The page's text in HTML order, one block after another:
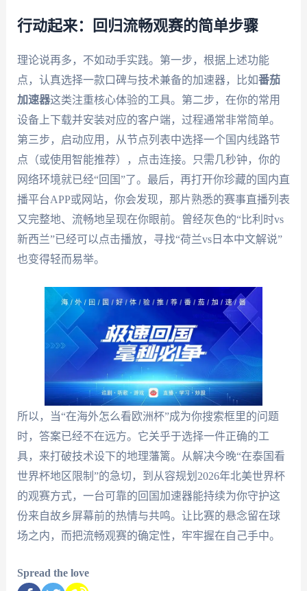
行动起来：回归流畅观赛的简单步骤
理论说再多，不如动手实践。第一步，根据上述功能
点，认真选择一款口碑与技术兼备的加速器，比如番茄
加速器这类注重核心体验的工具。第二步，在你的常用
设备上下载并安装对应的客户端，过程通常非常简单。
第三步，启动应用，从节点列表中选择一个国内线路节
点（或使用智能推荐），点击连接。只需几秒钟，你的
网络环境就已经“回国”了。最后，再打开你珍藏的国内直
播平台APP或网站，你会发现，那片熟悉的赛事直播列表
又完整地、流畅地呈现在你眼前。曾经灰色的“比利时vs
新西兰”已经可以点击播放，寻找“荷兰vs日本中文解说”
也变得轻而易举。
所以，当“在海外怎么看欧洲杯”成为你搜索框里的问题
时，答案已经不在远方。它关乎于选择一件正确的工
具，来打破技术设下的地理藩篱。从解决今晚“在泰国看
世界杯地区限制”的急切，到从容规划2026年北美世界杯
的观赛方式，一台可靠的回国加速器能持续为你守护这
份来自故乡屏幕前的热情与共鸣。让比赛的悬念留在球
场之内，而把流畅观赛的确定性，牢牢握在自己手中。
Spread the love